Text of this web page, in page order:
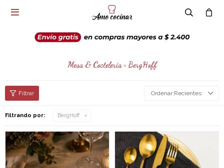

Mesa & Coctelería > BergHoff
Recientes
Filtrando por: BergHoff